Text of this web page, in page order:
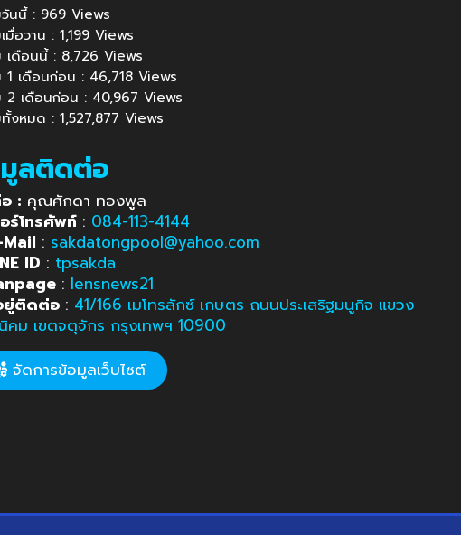
วันนี้ : 969 Views
เมื่อวาน : 1,199 Views
เดือนนี้ : 8,726 Views
1 เดือนก่อน : 46,718 Views
2 เดือนก่อน : 40,967 Views
ทั้งหมด : 1,527,877 Views
ลติดต่อ
: คุณศักดา ทองพูล
ร์โทรศัพท์ : 084-113-4144
Mail : sakdatongpool@yahoo.com
ID : tpsakda
: lensnews21
ยู่ติดต่อ : 41/166 เมโทรลักซ์ เกษตร ถนนประเสริฐมนูกิจ แขวง
คม เขตจตุจักร กรุงเทพฯ 10900
จัดการข้อมูลเว็บไซต์